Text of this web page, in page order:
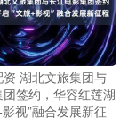
湖北文旅集团与
签约，华容红莲湖
视”融合发展新征